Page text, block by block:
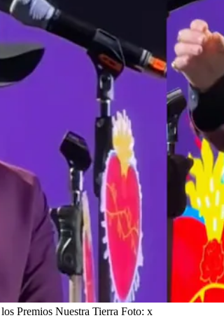
Premios Nuestra Tierra Foto: x